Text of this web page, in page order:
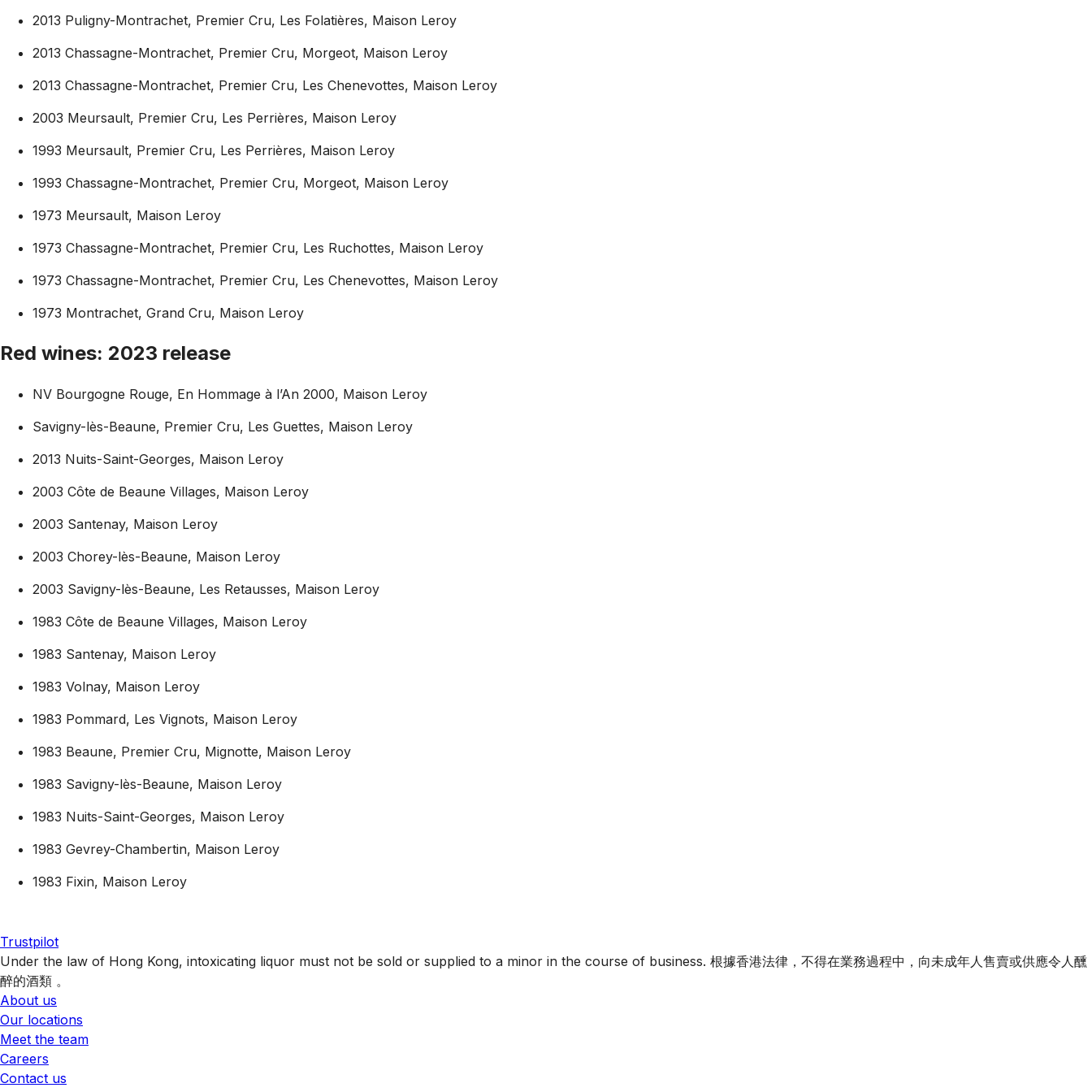
2013 Puligny-Montrachet, Premier Cru, Les Folatières, Maison Leroy
2013 Chassagne-Montrachet, Premier Cru, Morgeot, Maison Leroy
2013 Chassagne-Montrachet, Premier Cru, Les Chenevottes, Maison Leroy
2003 Meursault, Premier Cru, Les Perrières, Maison Leroy
1993 Meursault, Premier Cru, Les Perrières, Maison Leroy
1993 Chassagne-Montrachet, Premier Cru, Morgeot, Maison Leroy
1973 Meursault, Maison Leroy
1973 Chassagne-Montrachet, Premier Cru, Les Ruchottes, Maison Leroy
1973 Chassagne-Montrachet, Premier Cru, Les Chenevottes, Maison Leroy
1973 Montrachet, Grand Cru, Maison Leroy
Red wines: 2023 release
NV Bourgogne Rouge, En Hommage à l’An 2000, Maison Leroy
Savigny-lès-Beaune, Premier Cru, Les Guettes, Maison Leroy
2013 Nuits-Saint-Georges, Maison Leroy
2003 Côte de Beaune Villages, Maison Leroy
2003 Santenay, Maison Leroy
2003 Chorey-lès-Beaune, Maison Leroy
2003 Savigny-lès-Beaune, Les Retausses, Maison Leroy
1983 Côte de Beaune Villages, Maison Leroy
1983 Santenay, Maison Leroy
1983 Volnay, Maison Leroy
1983 Pommard, Les Vignots, Maison Leroy
1983 Beaune, Premier Cru, Mignotte, Maison Leroy
1983 Savigny-lès-Beaune, Maison Leroy
1983 Nuits-Saint-Georges, Maison Leroy
1983 Gevrey-Chambertin, Maison Leroy
1983 Fixin, Maison Leroy
Trustpilot
Under the law of Hong Kong, intoxicating liquor must not be sold or supplied to a minor in the course of business. 根據香港法律，不得在業務過程中，向未成年人售賣或供應令人醺
醉的酒類 。
About us
Our locations
Meet the team
Careers
Contact us